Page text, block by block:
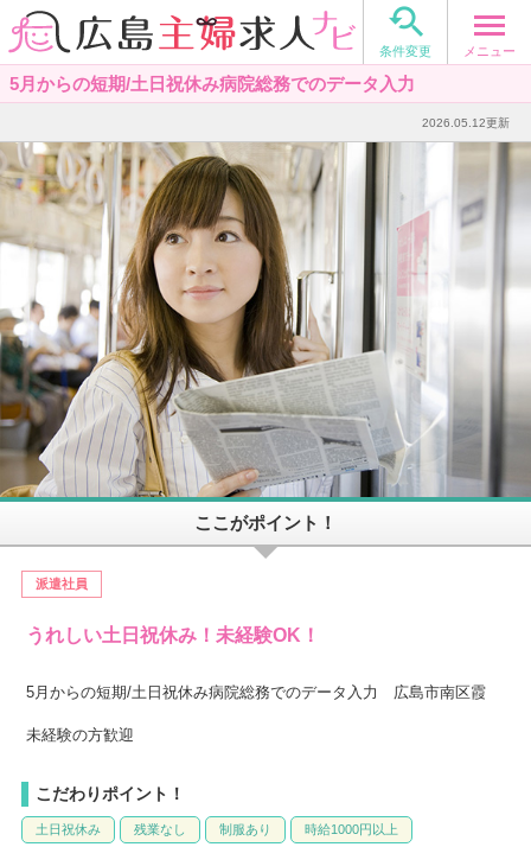

条件変更 メニュー
5月からの短期/土日祝休み病院総務でのデータ入力
2026.05.12更新
ここがポイント！
派遣社員
うれしい土日祝休み！未経験OK！
5月からの短期/土日祝休み病院総務でのデータ入力 広島市南区霞
未経験の方歓迎
こだわりポイント！
土日祝休み 残業なし 制服あり 時給1000円以上